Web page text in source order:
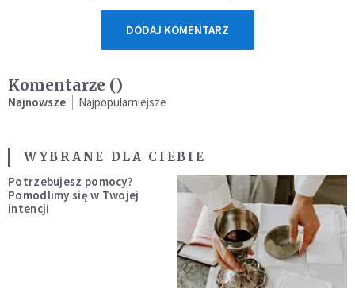
DODAJ KOMENTARZ
Komentarze ()
Najnowsze Najpopularniejsze
WYBRANE DLA CIEBIE
Potrzebujesz pomocy?
Pomodlimy się w Twojej
intencji